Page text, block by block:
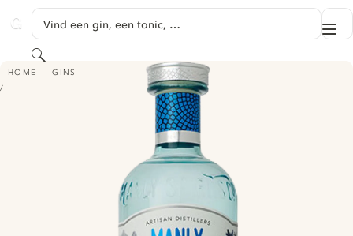
GINVENTORY
Vind een gin, een tonic, …
Zoeken
HOME GINS
MANLY SPIRITS AUSTRALIAN DRY GIN